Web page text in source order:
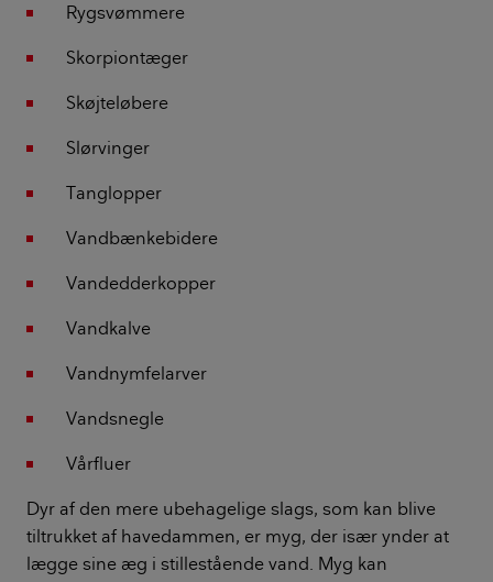
Rygsvømmere
Skorpiontæger
Skøjteløbere
Slørvinger
Tanglopper
Vandbænkebidere
Vandedderkopper
Vandkalve
Vandnymfelarver
Vandsnegle
Vårfluer
Dyr af den mere ubehagelige slags, som kan blive
tiltrukket af havedammen, er myg, der især ynder at
lægge sine æg i stillestående vand. Myg kan